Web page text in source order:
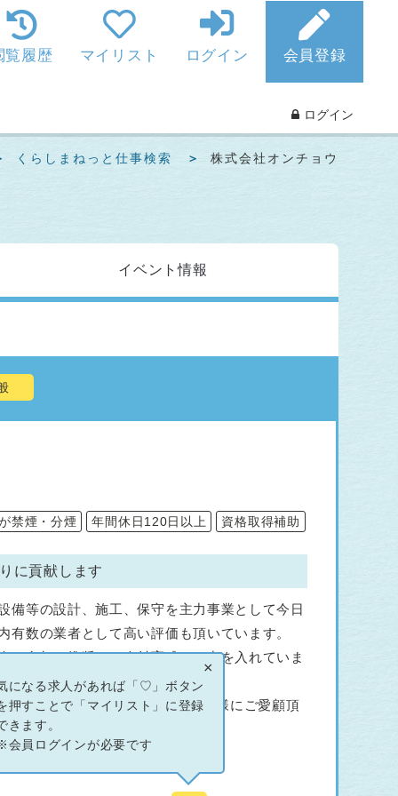
覧履歴 マイリスト ログイン 会員登録
ログイン
くらしまねっと仕事検索 株式会社オンチョウ
イベント情報
禁煙・分煙 年間休日120日以上 資格取得補助
に貢献します
備等の設計、施工、保守を主力事業として今日
数の業者として高い評価も頂いています。
の参加を推奨し、人材育成にも力を入れていま
ことで現在400社を超えるお客様にご愛顧頂
す。
×
になる求人があれば「♡」ボタン
押すことで「マイリスト」に登録
きます。
会員ログインが必要です